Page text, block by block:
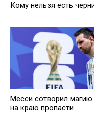
Кому нельзя есть
Месси сотворил магию
на краю пропасти